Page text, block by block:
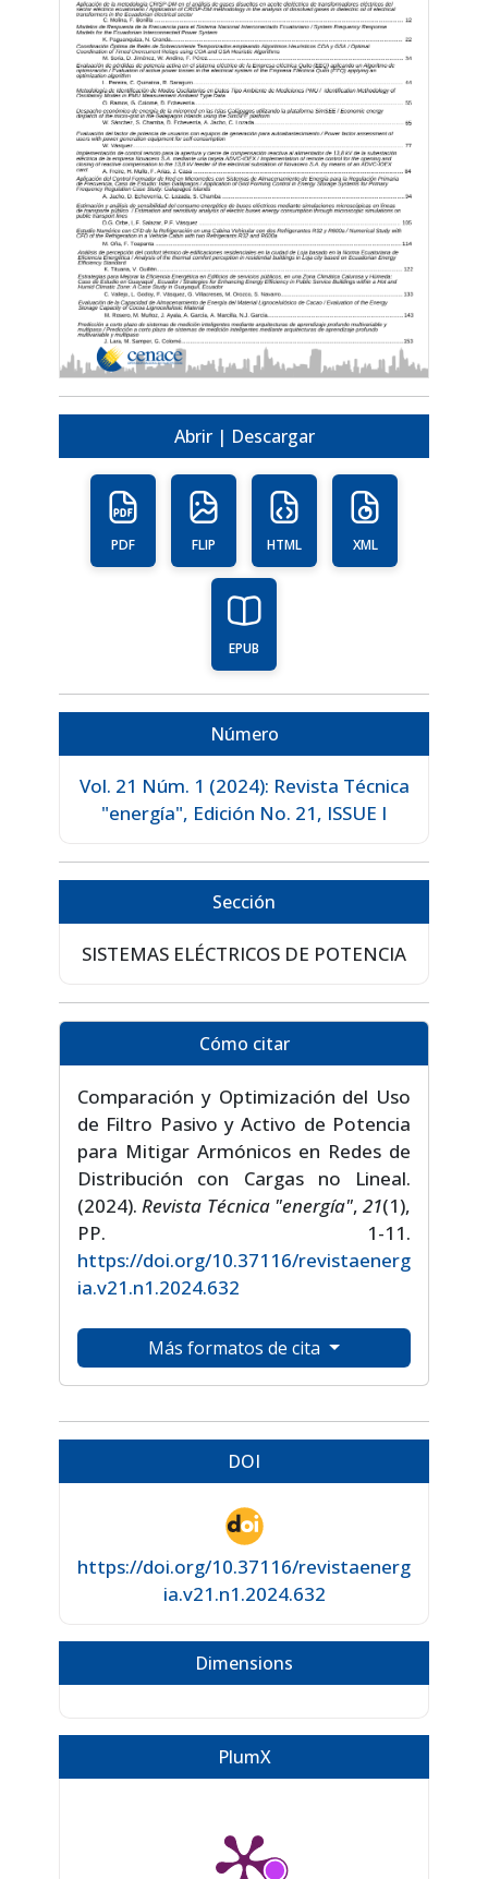
Abrir | Descargar
PDF FLIP HTML XML
EPUB
Número
Vol. 21 Núm. 1 (2024): Revista Técnica
"energía", Edición No. 21, ISSUE I
Sección
SISTEMAS ELÉCTRICOS DE POTENCIA
Cómo citar
Comparación y Optimización del Uso
de Filtro Pasivo y Activo de Potencia
para Mitigar Armónicos en Redes de
Distribución con Cargas no Lineal.
(2024).Revista Técnica "energía", 21(1),
PP. 1-11.
https://doi.org/10.37116/revistaenerg
ia.v21.n1.2024.632
Más formatos de cita
DOI
https://doi.org/10.37116/revistaenerg
ia.v21.n1.2024.632
Dimensions
PlumX